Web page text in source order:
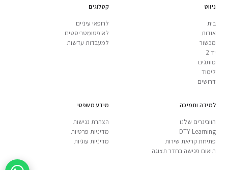
ניווט
בית
אודות
מכשור
יד 2
מותגים
לימוד
דרושים
קטלוגים
לרופאי עיניים
לאופטומטריסטים
למעבדות עדשות
למידה ותמיכה
הוובינרים שלנו
DTY Learning
פתיחת קריאת שירות
תיאום פגישה בחדר תצוגה
מידע משפטי
הצהרת נגישות
מדיניות פרטיות
מדיניות עוגיות